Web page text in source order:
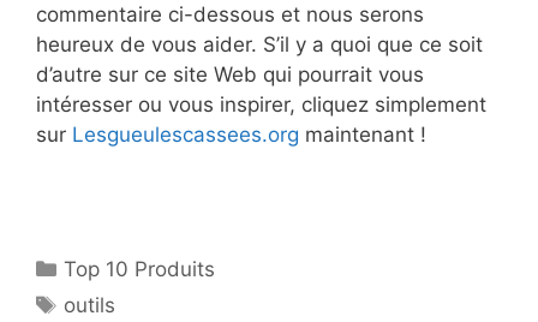
commentaire ci-dessous et nous serons
heureux de vous aider. S’il y a quoi que ce soit
d’autre sur ce site Web qui pourrait vous
intéresser ou vous inspirer, cliquez simplement
sur Lesgueulescassees.org maintenant !
Top 10 Produits
outils